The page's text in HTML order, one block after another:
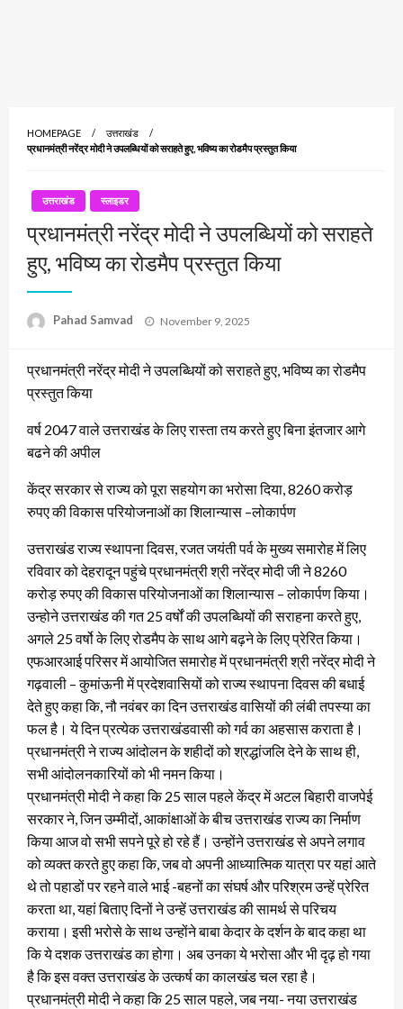
HOMEPAGE
उत्तराखंड
प्रधानमंत्री नरेंद्र मोदी ने उपलब्धियों को सराहते हुए, भविष्य का रोडमैप प्रस्तुत किया
उत्तराखंड स्लाइडर
प्रधानमंत्री नरेंद्र मोदी ने उपलब्धियों को सराहते
हुए, भविष्य का रोडमैप प्रस्तुत किया
Pahad Samvad
Posted
November 9, 2025
प्रधानमंत्री नरेंद्र मोदी ने उपलब्धियों को सराहते हुए, भविष्य का रोडमैप
प्रस्तुत किया
वर्ष 2047 वाले उत्तराखंड के लिए रास्ता तय करते हुए बिना इंतजार आगे
बढने की अपील
केंद्र सरकार से राज्य को पूरा सहयोग का भरोसा दिया, 8260 करोड़
रुपए की विकास परियोजनाओं का शिलान्यास –लोकार्पण
उत्तराखंड राज्य स्थापना दिवस, रजत जयंती पर्व के मुख्य समारोह में लिए
रविवार को देहरादून पहुंचे प्रधानमंत्री श्री नरेंद्र मोदी जी ने 8260
करोड़ रुपए की विकास परियोजनाओं का शिलान्यास – लोकार्पण किया।
उन्होने उत्तराखंड की गत 25 वर्षों की उपलब्धियों की सराहना करते हुए,
अगले 25 वर्षो के लिए रोडमैप के साथ आगे बढ़ने के लिए प्रेरित किया।
एफआरआई परिसर में आयोजित समारोह में प्रधानमंत्री श्री नरेंद्र मोदी ने
गढ़वाली – कुमांऊनी में प्रदेशवासियों को राज्य स्थापना दिवस की बधाई
देते हुए कहा कि, नौ नवंबर का दिन उत्तराखंड वासियों की लंबी तपस्या का
फल है। ये दिन प्रत्येक उत्तराखंडवासी को गर्व का अहसास कराता है।
प्रधानमंत्री ने राज्य आंदोलन के शहीदों को श्रद्धांजलि देने के साथ ही,
सभी आंदोलनकारियों को भी नमन किया।
प्रधानमंत्री मोदी ने कहा कि 25 साल पहले केंद्र में अटल बिहारी वाजपेई
सरकार ने, जिन उम्मीदों, आकांक्षाओं के बीच उत्तराखंड राज्य का निर्माण
किया आज वो सभी सपने पूरे हो रहे हैं। उन्होंने उत्तराखंड से अपने लगाव
को व्यक्त करते हुए कहा कि, जब वो अपनी आध्यात्मिक यात्रा पर यहां आते
थे तो पहाडों पर रहने वाले भाई -बहनों का संघर्ष और परिश्रम उन्हें प्रेरित
करता था, यहां बिताए दिनों ने उन्हें उत्तराखंड की सामर्थ से परिचय
कराया। इसी भरोसे के साथ उन्होंने बाबा केदार के दर्शन के बाद कहा था
कि ये दशक उत्तराखंड का होगा। अब उनका ये भरोसा और भी दृढ़ हो गया
है कि इस वक्त उत्तराखंड के उत्कर्ष का कालखंड चल रहा है।
प्रधानमंत्री मोदी ने कहा कि 25 साल पहले, जब नया- नया उत्तराखंड